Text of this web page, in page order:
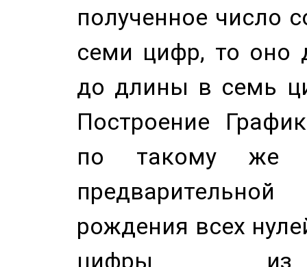
полученное число
семи цифр, то оно
до длины в семь
Построение
по такому же
рождения всех
цифры из